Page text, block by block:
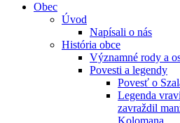
Obec
Úvod
Napísali o nás
História obce
Významné rody a
Povesti a legendy
Povesť o
Legenda
zavraždil
Kolomana